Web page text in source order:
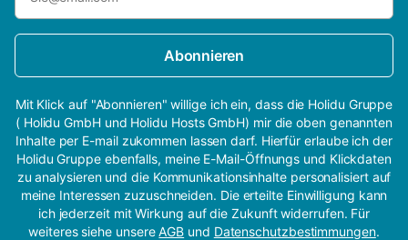
Abonnieren
Mit Klick auf "Abonnieren" willige ich ein, dass die Holidu Gruppe
( Holidu GmbH und Holidu Hosts GmbH) mir die oben genannten
Inhalte per E-mail zukommen lassen darf. Hierfür erlaube ich der
Holidu Gruppe ebenfalls, meine E-Mail-Öffnungs und Klickdaten
zu analysieren und die Kommunikationsinhalte personalisiert auf
meine Interessen zuzuschneiden. Die erteilte Einwilligung kann
ich jederzeit mit Wirkung auf die Zukunft widerrufen. Für
weiteres siehe unsereAGB und Datenschutzbestimmungen.